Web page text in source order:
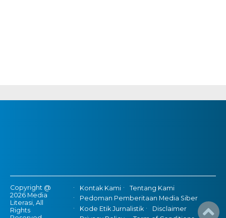
Copyright @
2026 Media
Literasi, All
Rights
Kontak Kami
Tentang Kami
Pedoman Pemberitaan Media Siber
Kode Etik Jurnalistik
Disclaimer